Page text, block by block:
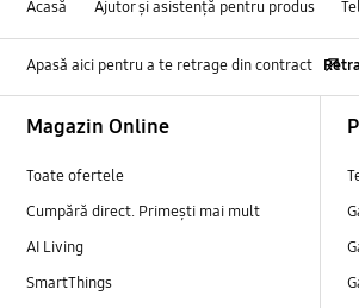
Acasă Ajutor și asistență pentru produs
Apasă aici pentru a te retrage din contract
Magazin Online
Toate ofertele
Cumpără direct. Primești mai mult
AI Living
SmartThings